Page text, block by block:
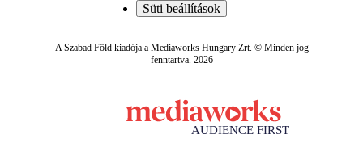
Süti beállítások
A Szabad Föld kiadója a Mediaworks Hungary Zrt. © Minden jog
fenntartva. 2026